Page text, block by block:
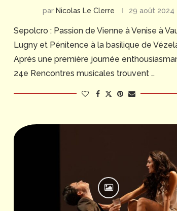
par Nicolas Le Clerre 29 août 2024
Sepolcro : Passion de Vienne à Venise à
Lugny et Pénitence à la basilique de
Après une première journée
24e Rencontres musicales trouvent …